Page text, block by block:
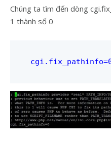
Chúng ta tìm đến dòng
1 thành số 0